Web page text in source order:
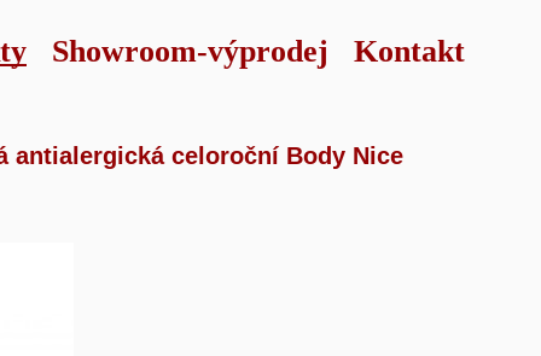
Showroom-výprodej Kontakt
celoroční Body Nice